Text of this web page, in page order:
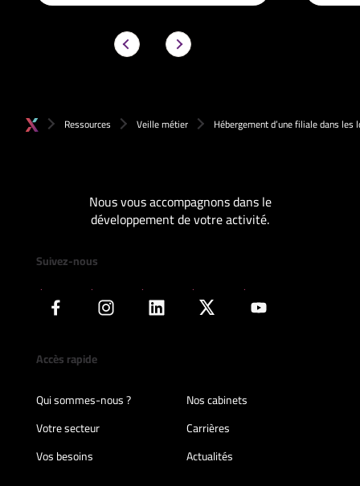
Ressources Veille métier Hébergement d’une filiale dans les
Nous vous accompagnons dans le
développement de votre activité.
Suivez-nous
Accès rapide
Qui sommes-nous ?
Nos cabinets
Votre secteur
Carrières
Vos besoins
Actualités